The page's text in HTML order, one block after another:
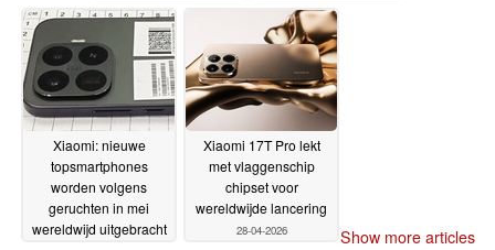
Xiaomi: nieuwe
topsmartphones
worden volgens
geruchten in mei
wereldwijd uitgebracht
Xiaomi 17T Pro lekt
met vlaggenschip
chipset voor
wereldwijde lancering
28-04-2026 Show more articles